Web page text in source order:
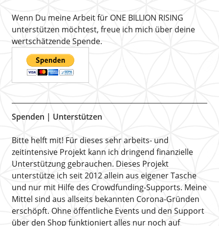
Wenn Du meine Arbeit für ONE BILLION RISING
unterstützen möchtest, freue ich mich über deine
wertschätzende Spende.
Spenden | Unterstützen
Bitte helft mit! Für dieses sehr arbeits- und
zeitintensive Projekt kann ich dringend finanzielle
Unterstützung gebrauchen. Dieses Projekt
unterstütze ich seit 2012 allein aus eigener Tasche
und nur mit Hilfe des Crowdfunding-Supports. Meine
Mittel sind aus allseits bekannten Corona-Gründen
erschöpft. Ohne öffentliche Events und den Support
über den Shop funktioniert alles nur noch auf